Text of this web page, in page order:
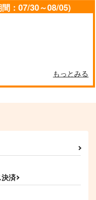
：07/30～08/05)
もっとみる
済